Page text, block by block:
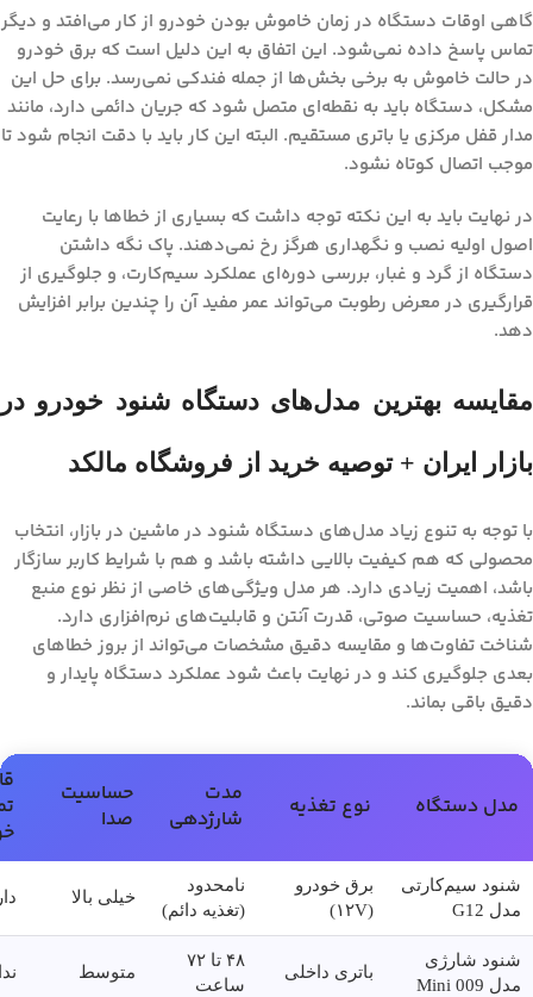
گاهی اوقات دستگاه در زمان خاموش بودن خودرو از کار می‌افتد و دیگر
تماس پاسخ داده نمی‌شود. این اتفاق به این دلیل است که برق خودرو
در حالت خاموش به برخی بخش‌ها از جمله فندکی نمی‌رسد. برای حل این
مشکل، دستگاه باید به نقطه‌ای متصل شود که جریان دائمی دارد، مانند
مدار قفل مرکزی یا باتری مستقیم. البته این کار باید با دقت انجام شود تا
موجب اتصال کوتاه نشود.
در نهایت باید به این نکته توجه داشت که بسیاری از خطاها با رعایت
اصول اولیه نصب و نگهداری هرگز رخ نمی‌دهند. پاک نگه داشتن
دستگاه از گرد و غبار، بررسی دوره‌ای عملکرد سیم‌کارت، و جلوگیری از
قرارگیری در معرض رطوبت می‌تواند عمر مفید آن را چندین برابر افزایش
دهد.
مقایسه بهترین مدل‌های دستگاه شنود خودرو در
بازار ایران + توصیه خرید از فروشگاه مالکد
با توجه به تنوع زیاد مدل‌های دستگاه شنود در ماشین در بازار، انتخاب
محصولی که هم کیفیت بالایی داشته باشد و هم با شرایط کاربر سازگار
باشد، اهمیت زیادی دارد. هر مدل ویژگی‌های خاصی از نظر نوع منبع
تغذیه، حساسیت صوتی، قدرت آنتن و قابلیت‌های نرم‌افزاری دارد.
شناخت تفاوت‌ها و مقایسه دقیق مشخصات می‌تواند از بروز خطاهای
بعدی جلوگیری کند و در نهایت باعث شود عملکرد دستگاه پایدار و
دقیق باقی بماند.
مدل دستگاه نوع تغذیه
مدت
شارژدهی
حساسیت
صدا
شنود سیم‌کارتی
مدل G12
برق خودرو
(۱۲V)
نامحدود
(تغذیه دائم)
خیلی بالا
شنود شارژی
مدل Mini 009
باتری داخلی
۴۸ تا ۷۲
ساعت
متوسط